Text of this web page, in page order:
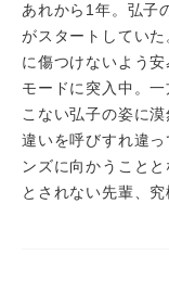
あれから1年。弘子
がスタートしてい
に傷つけないよう
モードに突入中。
こない弘子の姿に
違いを呼びすれ違
ンズに向かうこと
とされない先輩、